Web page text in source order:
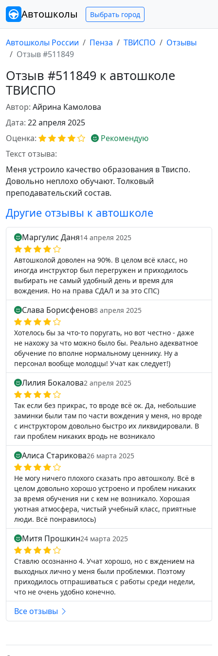
Автошколы Выбрать город
Автошколы России Пенза ТВИСПО
Отзывы
Отзыв #511849
Отзыв #511849 к автошколе
ТВИСПО
Автор: Айрина Камолова
Дата: 22 апреля 2025
Оценка:
Рекомендую
Текст отзыва:
Меня устроило качество образования в Твиспо.
Довольно неплохо обучают. Толковый
преподавательский состав.
Другие отзывы к автошколе
Маргулис Даня14 апреля 2025
Автошколой доволен на 90%. В целом всё класс, но
иногда инструктор был перегружен и приходилось
выбирать не самый удобный день и время для
вождения. Но на права СДАЛ и за это СПС)
Слава Борисфенов8 апреля 2025
Хотелось бы за что-то поругать, но вот честно - даже
не нахожу за что можно было бы. Реально адекватное
обучение по вполне нормальному ценнику. Ну а
персонал вообще молодцы! Учат как следует!)
Лилия Бокалова2 апреля 2025
Так если без прикрас, то вроде всё ок. Да, небольшие
заминки были там по части вождения у меня, но вроде
с инструктором довольно быстро их ликвидировали. В
гаи проблем никаких вродь не возникало
Алиса Старикова26 марта 2025
Не могу ничего плохого сказать про автошколу. Всё в
целом довольно хорошо устроено и проблем никаких
за время обучения ни с кем не возникало. Хорошая
уютная атмосфера, чистый учебный класс, приятные
люди. Всё понравилось)
Митя Прошкин24 марта 2025
Ставлю осознанно 4. Учат хорошо, но с вждением на
выходных лично у меня были проблемки. Поэтому
приходилось отпрашиваться с работы среди недели,
что не очень удобно конечно.
Все отзывы